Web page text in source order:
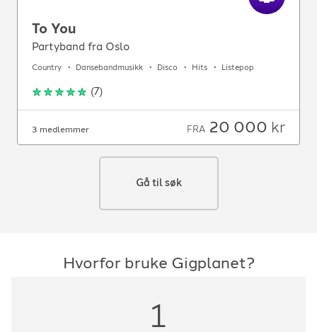
To You
Partyband fra Oslo
Country Dansebandmusikk Disco Hits Listepop
(7)
3 medlemmer FRA 20 000 kr
Gå til søk
Hvorfor bruke Gigplanet?
1